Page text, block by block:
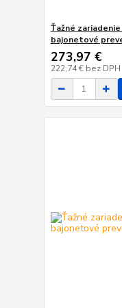
Ťažné
bajonetové
273,97 €
222,74 € bez DPH